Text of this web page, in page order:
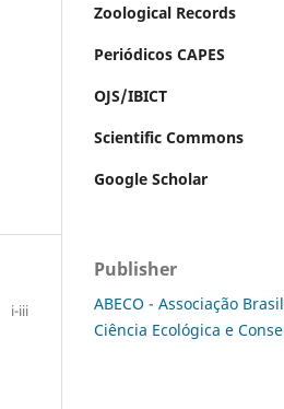
i-iii
Zoological Records
Periódicos CAPES
OJS/IBICT
Scientific Commons
Google Scholar
Publisher
ABECO - Associação
Ciência Ecológica e